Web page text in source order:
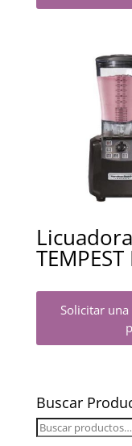
Solicitar
Buscar
Buscar